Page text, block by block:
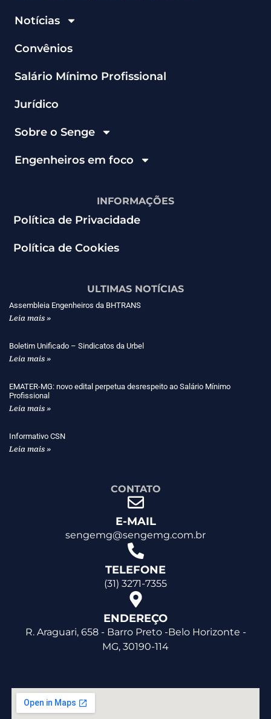
Notícias
Convênios
Salário Mínimo Profissional
Jurídico
Sobre o Senge
Engenheiros em foco
INFORMAÇÕES
Política de Privacidade
Política de Cookies
ULTIMAS NOTÍCIAS
Assembleia Engenheiros da BHTRANS
Leia mais »
Boletim Unificado – Sindicatos da Urbel
Leia mais »
EMATER-MG: novo edital perpetua desrespeito ao Salário Mínimo
Profissional
Leia mais »
Informativo CSN
Leia mais »
CONTATO
E-MAIL
sengemg@sengemg.com.br
TELEFONE
(31) 3271-7355
ENDEREÇO
R. Araguari, 658 - Barro Preto -Belo Horizonte -
MG, 30190-114